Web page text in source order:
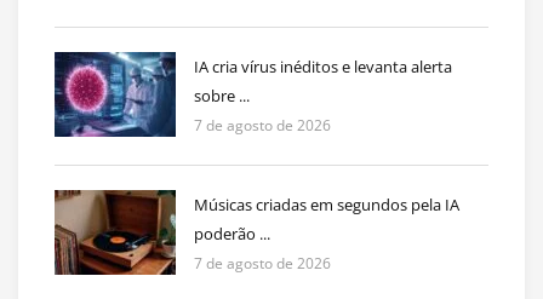
IA cria vírus inéditos e levanta alerta
sobre ...
7 de agosto de 2026
Músicas criadas em segundos pela IA
poderão ...
7 de agosto de 2026